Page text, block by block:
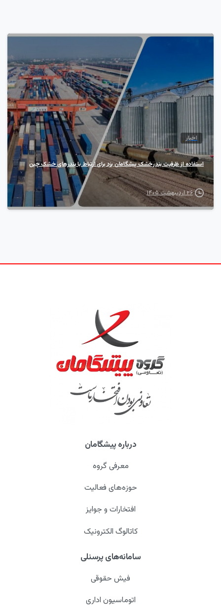
اخبار
استفاده از ظرفیت بندرخشک پیشگامان یزد برای ارتباط با بندر‌های خشک چین
۲۶ اردیبهشت ۱۴۰۵
درباره پیشگامان
معرفی گروه
حوزه‌های فعالیت
افتخارات و جوایز
کاتالوگ الکترونیک
سامانه‌های پرسنلی
فیش حقوقی
اتوماسیون اداری